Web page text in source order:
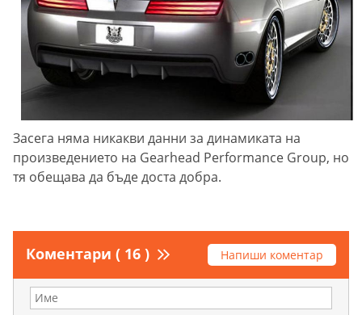
Засега няма никакви данни за динамиката на
произведението на Gearhead Performance Group, но
тя обещава да бъде доста добра.
Коментари ( 16 ) Напиши коментар